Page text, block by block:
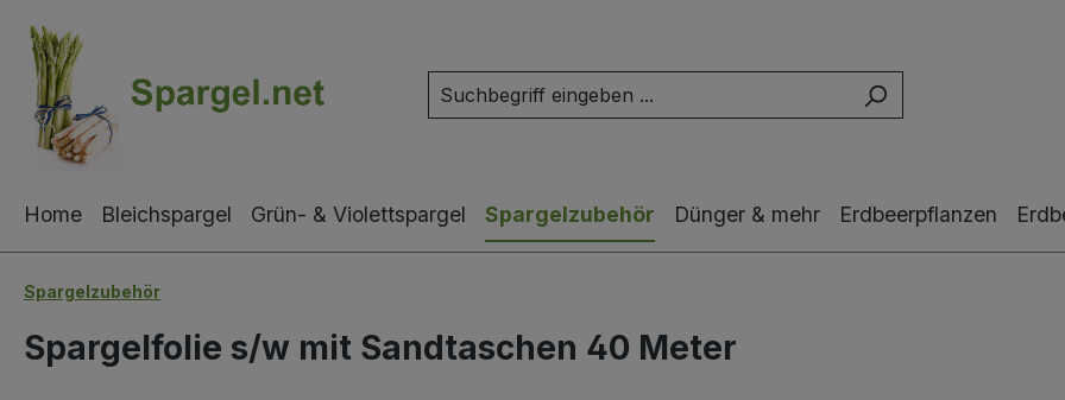
Hauptinhalt springen
Zur Suche springen
Zur Hauptnavigation springen
Home Bleichspargel Grün- & Violettspargel Spargelzubehör Dünger & mehr Erdbeerpflanzen
Spargelzubehör
Spargelfolie s/w mit Sandtaschen 40 Meter